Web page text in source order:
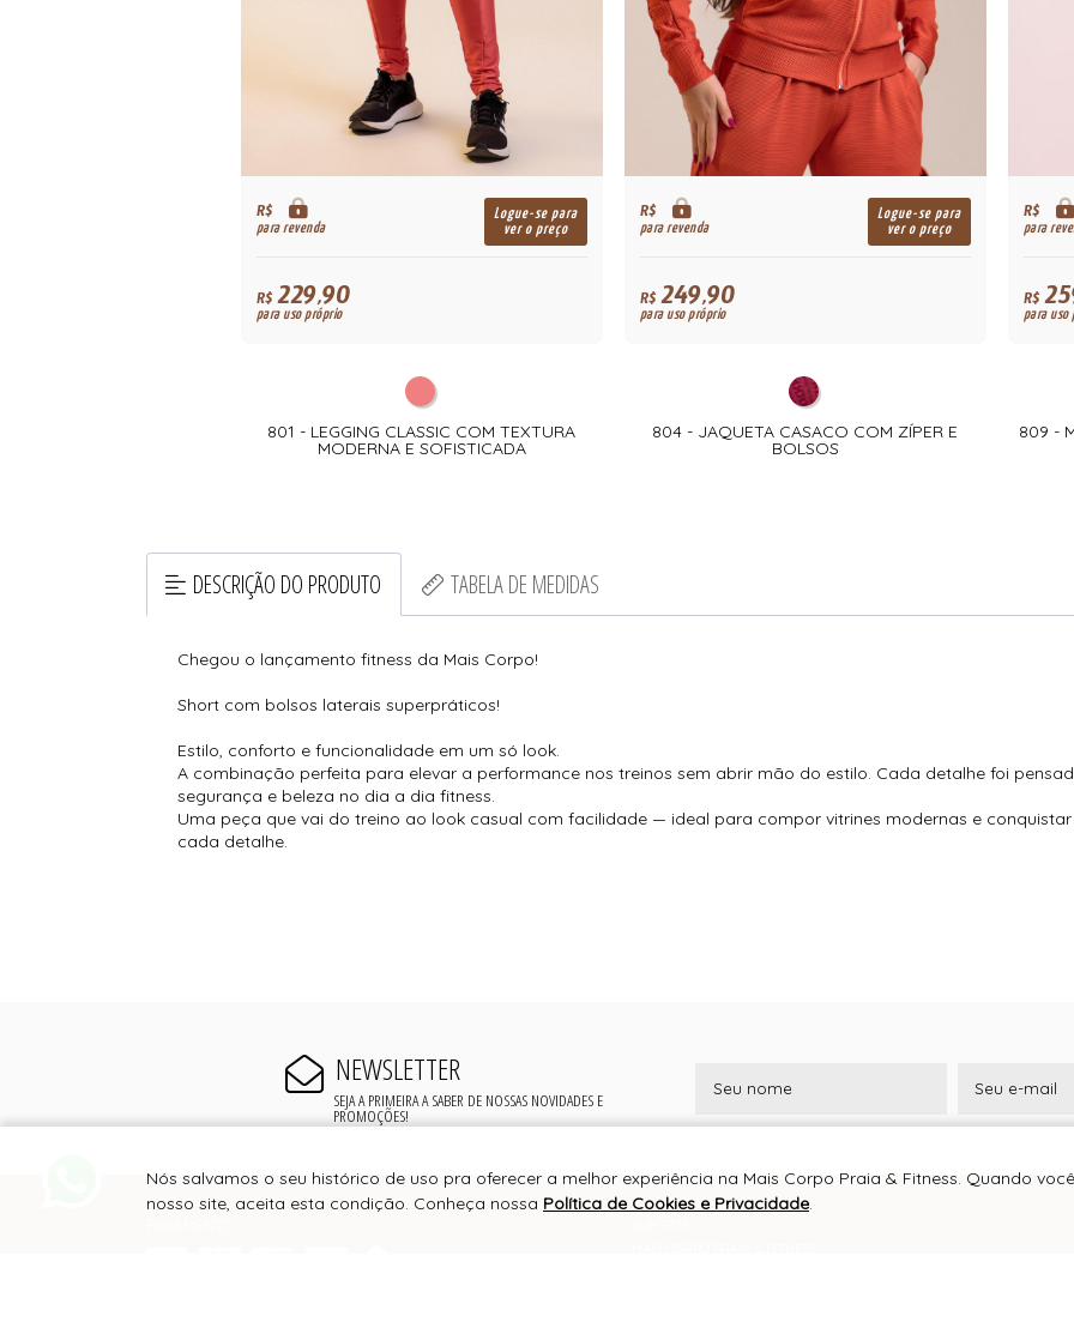
R$
para revenda
Logue-se para
ver o preço
R$229,90
para uso próprio
801 - LEGGING CLASSIC COM TEXTURA
MODERNA E SOFISTICADA
R$
para revenda
Logue-se para
ver o preço
R$249,90
para uso próprio
804 - JAQUETA CASACO COM ZÍPER E
BOLSOS
R$
para
R$
para uso
809 -
DESCRIÇÃO DO PRODUTO TABELA DE MEDIDAS
Chegou o lançamento fitness da Mais Corpo!
Short com bolsos laterais superpráticos!
Estilo, conforto e funcionalidade em um só look.
A combinação perfeita para elevar a performance nos treinos sem abrir mão do estilo. Cada detalhe foi
segurança e beleza no dia a dia fitness.
Uma peça que vai do treino ao look casual com facilidade — ideal para compor vitrines modernas e
cada detalhe.
NEWSLETTER
SEJA A PRIMEIRA A SABER DE NOSSAS NOVIDADES E
PROMOÇÕES!
Nós salvamos o seu histórico de uso pra oferecer a melhor experiência na Mais Corpo Praia & Fitness. Quando
nosso site, aceita esta condição. Conheça nossa Política de Cookies e Privacidade.